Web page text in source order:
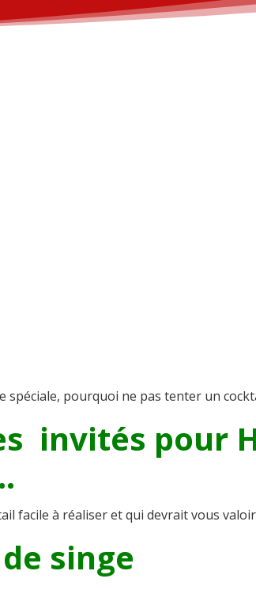
spéciale, pourquoi ne pas tenter un
invités pour
facile à réaliser et qui devrait vous
singe